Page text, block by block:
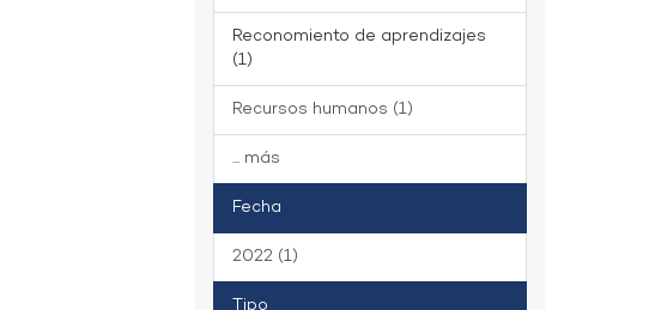
Reconomiento de aprendizajes
(1)
Recursos humanos (1)
... más
Fecha
2022 (1)